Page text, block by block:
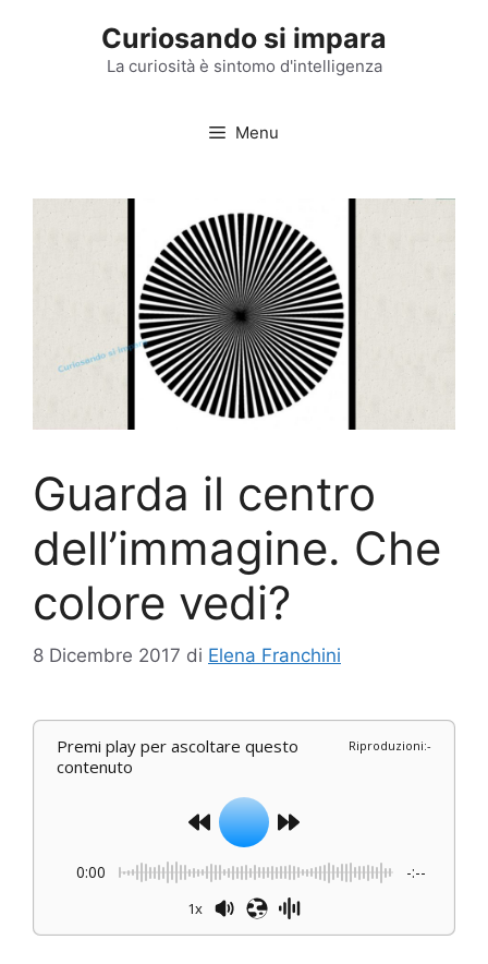
Curiosando si impara
La curiosità è sintomo d'intelligenza
Menu
Guarda il centro
dell’immagine. Che
colore vedi?
8 Dicembre 2017 di Elena Franchini
Premi play per ascoltare questo
contenuto
Riproduzioni:-
0:00 -:--
1x